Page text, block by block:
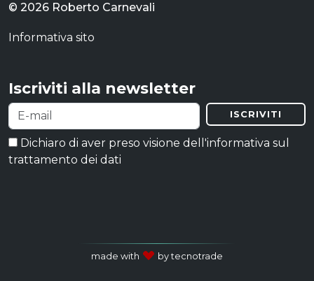
© 2026 Roberto Carnevali
Informativa sito
Iscriviti alla newsletter
ISCRIVITI
Dichiaro di aver preso visione dell'informativa sul
trattamento dei dati
made with by tecnotrade